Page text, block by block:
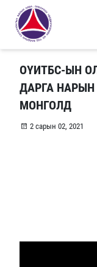
ОҮИТБС-ЫН
ДАРГА
МОНГОЛД
2 сарын 02, 2021